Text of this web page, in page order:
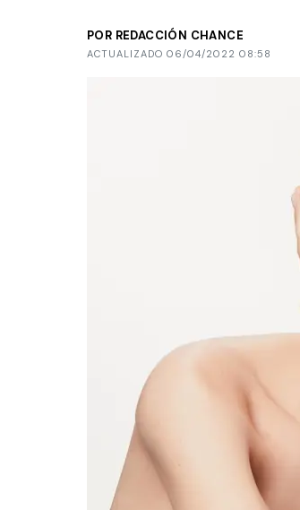
POR REDACCIÓN CHANCE
ACTUALIZADO 06/04/2022 08:58